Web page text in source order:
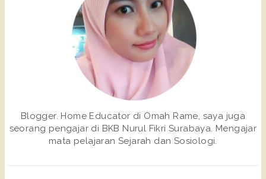
Blogger. Home Educator di Omah Rame, saya juga
seorang pengajar di BKB Nurul Fikri Surabaya. Mengajar
mata pelajaran Sejarah dan Sosiologi.